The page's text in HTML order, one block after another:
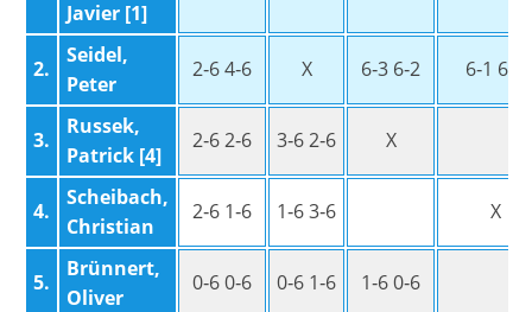
2010
Neubau
Chronik
Galerie
Vorstand
Kontakt
Javier [1]
2.
Seidel,
Peter
2‑6 4‑6 X 6‑3 6‑2 6‑1 6‑3
3.
Russek,
Patrick [4]
2‑6 2‑6 3‑6 2‑6 X
4.
Scheibach,
Christian
2‑6 1‑6 1‑6 3‑6 X
5.
Brünnert,
Oliver
0‑6 0‑6 0‑6 1‑6 1‑6 0‑6